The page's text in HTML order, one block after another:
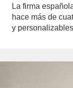
La firma
hace más de
y